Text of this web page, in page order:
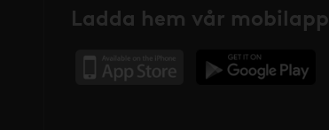
Ladda hem vår mobilapp